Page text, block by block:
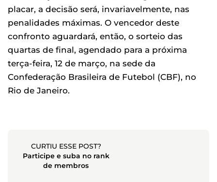
placar, a decisão será, invariavelmente, nas
penalidades máximas. O vencedor deste
confronto aguardará, então, o sorteio das
quartas de final, agendado para a próxima
terça-feira, 12 de março, na sede da
Confederação Brasileira de Futebol (CBF), no
Rio de Janeiro.
CURTIU ESSE POST?
Participe e suba no rank
de membros